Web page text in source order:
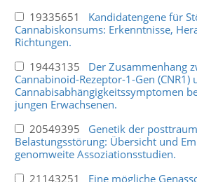
19335651 Kandidatengene für
Cannabiskonsums: Erkenntnisse,
Richtungen.
19443135 Der Zusammenhang
Cannabinoid-Rezeptor-1-Gen (CNR1)
Cannabisabhängigkeitssymptomen
jungen Erwachsenen.
20549395 Genetik der
Belastungsstörung: Übersicht und
genomweite Assoziationsstudien.
21143251 Eine mögliche